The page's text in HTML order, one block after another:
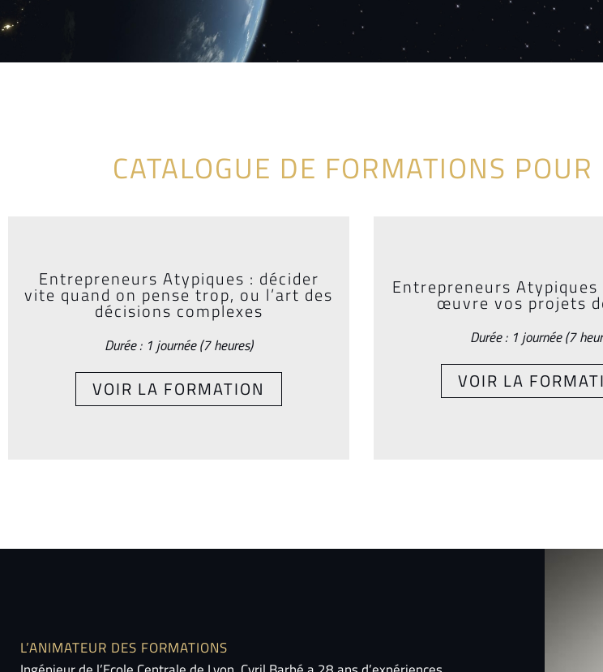
CATALOGUE DE FORMATIONS
Entrepreneurs Atypiques : décider
vite quand on pense trop, ou l’art des
décisions complexes
Durée : 1 journée (7 heures)
VOIR LA FORMATION
Entrepreneurs
œuvre vos projets
Durée : 1 journée (7
VOIR LA
L’ANIMATEUR DES FORMATIONS